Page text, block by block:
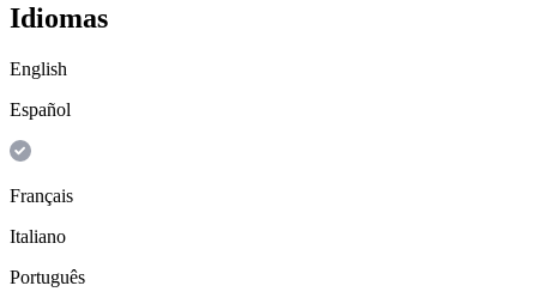
Idiomas
English
Español
Français
Italiano
Português